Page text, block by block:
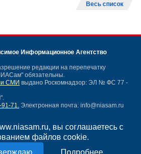
вы соглашаетесь с
файлов cookie.
Подробнее
Весь список
Информационное Агентство
редакции на перепечатку
обязательны.
СМИ выдано Роскомнадзор: ЭЛ № ФС 77 -
91-71. Электронная почта: info@niasam.ru